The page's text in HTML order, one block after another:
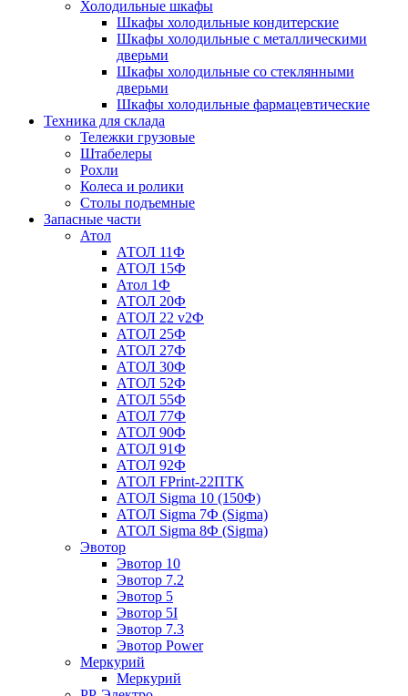
Холодильные шкафы
Шкафы холодильные кондитерские
Шкафы холодильные с металлическими
дверьми
Шкафы холодильные со стеклянными
дверьми
Шкафы холодильные фармацевтические
Техника для склада
Тележки грузовые
Штабелеры
Рохли
Колеса и ролики
Столы подъемные
Запасные части
Атол
АТОЛ 11Ф
АТОЛ 15Ф
Атол 1Ф
АТОЛ 20Ф
АТОЛ 22 v2Ф
АТОЛ 25Ф
АТОЛ 27Ф
АТОЛ 30Ф
АТОЛ 52Ф
АТОЛ 55Ф
АТОЛ 77Ф
АТОЛ 90Ф
АТОЛ 91Ф
АТОЛ 92Ф
АТОЛ FPrint-22ПТК
АТОЛ Sigma 10 (150Ф)
АТОЛ Sigma 7Ф (Sigma)
АТОЛ Sigma 8Ф (Sigma)
Эвотор
Эвотор 10
Эвотор 7.2
Эвотор 5
Эвотор 5I
Эвотор 7.3
Эвотор Power
Меркурий
Меркурий